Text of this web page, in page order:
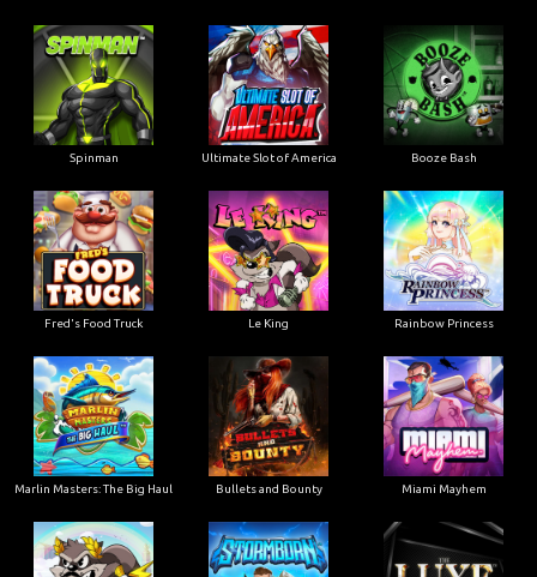
Spinman Ultimate Slot of America Booze Bash
Fred's Food Truck Le King Rainbow Princess
Marlin Masters: The Big Haul Bullets and Bounty Miami Mayhem